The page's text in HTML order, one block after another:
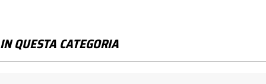
IN QUESTA CATEGORIA